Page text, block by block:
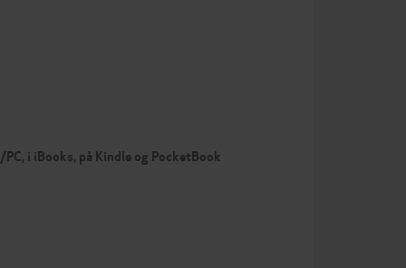
i iBooks, på Kindle og PocketBook